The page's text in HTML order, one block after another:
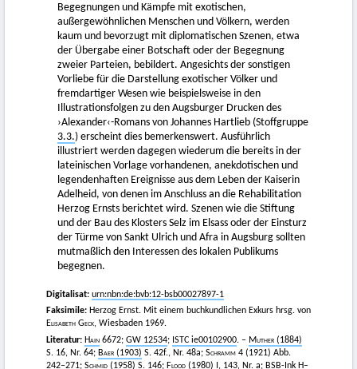
Begegnungen und Kämpfe mit exotischen,
außergewöhnlichen Menschen und Völkern, werden
kaum und bevorzugt mit diplomatischen Szenen, etwa
der Übergabe einer Botschaft oder der Begegnung
zweier Parteien, bebildert. Angesichts der sonstigen
Vorliebe für die Darstellung exotischer Völker und
fremdartiger Wesen wie beispielsweise in den
Illustrationsfolgen zu den Augsburger Drucken des
›Alexander‹-Romans von Johannes Hartlieb (Stoffgruppe
3.3.) erscheint dies bemerkenswert. Ausführlich
illustriert werden dagegen wiederum die bereits in der
lateinischen Vorlage vorhandenen, anekdotischen und
legendenhaften Ereignisse aus dem Leben der Kaiserin
Adelheid, von denen im Anschluss an die Rehabilitation
Herzog Ernsts berichtet wird. Szenen wie die Stiftung
und der Bau des Klosters Selz im Elsass oder der Einsturz
der Türme von Sankt Ulrich und Afra in Augsburg sollten
mutmaßlich den Interessen des lokalen Publikums
begegnen.
Digitalisat: urn:nbn:de:bvb:12-bsb00027897-1
Faksimile: Herzog Ernst. Mit einem buchkundlichen Exkurs hrsg. von
Elisabeth Geck, Wiesbaden 1969.
Literatur: Hain 6672; GW 12534; ISTC ie00102900. – Muther (1884)
S. 16, Nr. 64; Baer (1903) S. 42f., Nr. 48a; Schramm 4 (1921) Abb.
242–271; Schmid (1958) S. 146; Flood (1980) I, 143, Nr. a; BSB-Ink H–